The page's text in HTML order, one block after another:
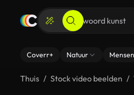
Coverr+ Natuur Mensen
Thuis Stock video beelden